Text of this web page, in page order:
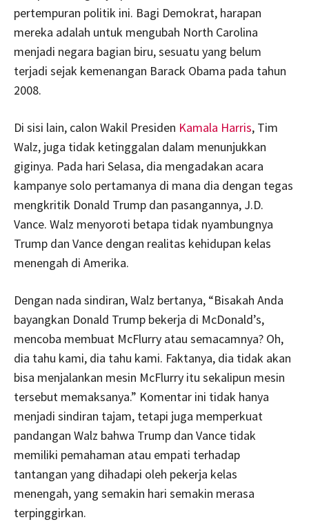
pertempuran politik ini. Bagi Demokrat, harapan
mereka adalah untuk mengubah North Carolina
menjadi negara bagian biru, sesuatu yang belum
terjadi sejak kemenangan Barack Obama pada tahun
2008.
Di sisi lain, calon Wakil Presiden Kamala Harris, Tim
Walz, juga tidak ketinggalan dalam menunjukkan
giginya. Pada hari Selasa, dia mengadakan acara
kampanye solo pertamanya di mana dia dengan tegas
mengkritik Donald Trump dan pasangannya, J.D.
Vance. Walz menyoroti betapa tidak nyambungnya
Trump dan Vance dengan realitas kehidupan kelas
menengah di Amerika.
Dengan nada sindiran, Walz bertanya, “Bisakah Anda
bayangkan Donald Trump bekerja di McDonald’s,
mencoba membuat McFlurry atau semacamnya? Oh,
dia tahu kami, dia tahu kami. Faktanya, dia tidak akan
bisa menjalankan mesin McFlurry itu sekalipun mesin
tersebut memaksanya.” Komentar ini tidak hanya
menjadi sindiran tajam, tetapi juga memperkuat
pandangan Walz bahwa Trump dan Vance tidak
memiliki pemahaman atau empati terhadap
tantangan yang dihadapi oleh pekerja kelas
menengah, yang semakin hari semakin merasa
terpinggirkan.